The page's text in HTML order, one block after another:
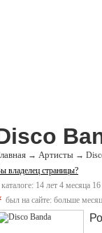
→ Артисты →
владелец страницы?
14 лет 4 месяца
был на сайте: больше